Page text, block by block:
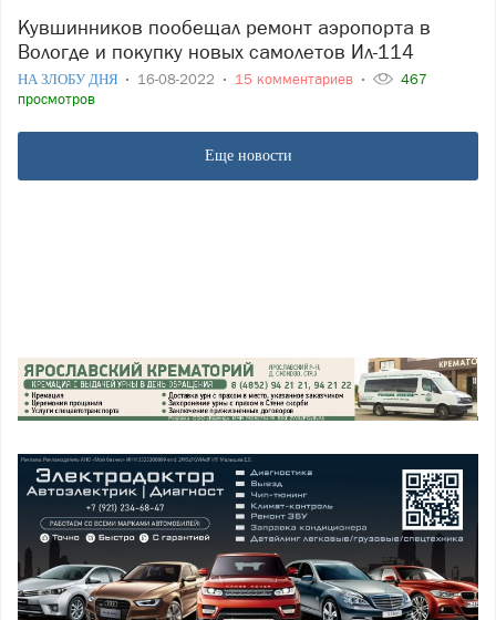
Кувшинников пообещал ремонт аэропорта в
Вологде и покупку новых самолетов Ил-114
НА ЗЛОБУ ДНЯ 16-08-2022 15 комментариев
467
просмотров
Еще новости